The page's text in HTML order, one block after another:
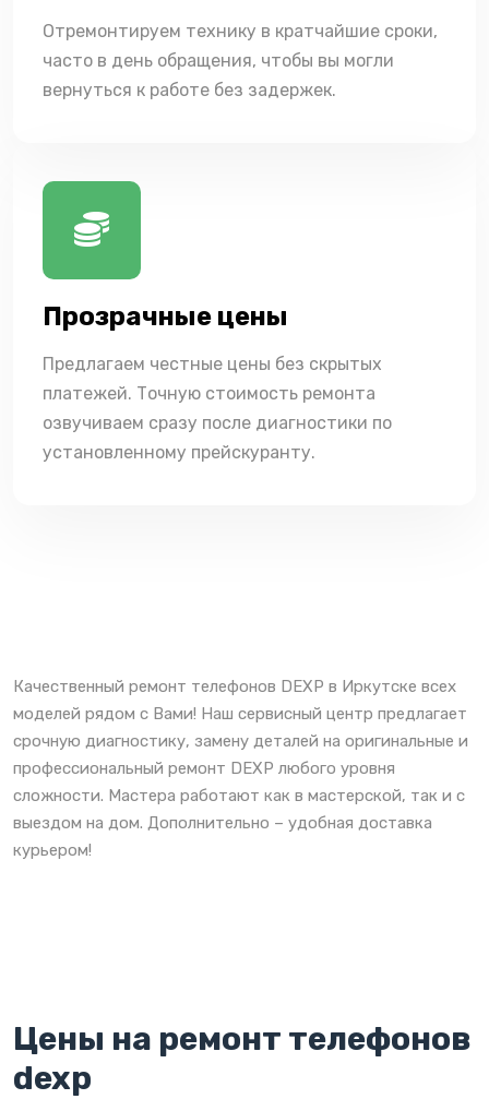
Отремонтируем технику в кратчайшие сроки,
часто в день обращения, чтобы вы могли
вернуться к работе без задержек.
Прозрачные цены
Предлагаем честные цены без скрытых
платежей. Точную стоимость ремонта
озвучиваем сразу после диагностики по
установленному прейскуранту.
Качественный ремонт телефонов DEXP в Иркутске всех
моделей рядом с Вами! Наш сервисный центр предлагает
срочную диагностику, замену деталей на оригинальные и
профессиональный ремонт DEXP любого уровня
сложности. Мастера работают как в мастерской, так и с
выездом на дом. Дополнительно – удобная доставка
курьером!
Цены на ремонт телефонов
dexp